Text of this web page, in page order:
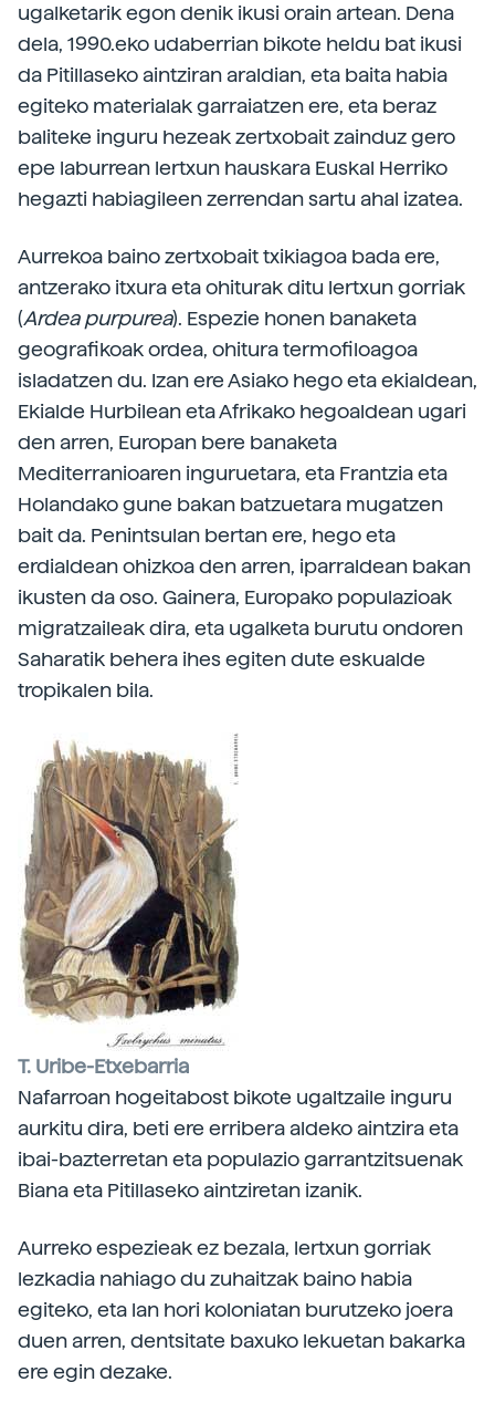
ugalketarik egon denik ikusi orain artean. Dena
dela, 1990.eko udaberrian bikote heldu bat ikusi
da Pitillaseko aintziran araldian, eta baita habia
egiteko materialak garraiatzen ere, eta beraz
baliteke inguru hezeak zertxobait zainduz gero
epe laburrean lertxun hauskara Euskal Herriko
hegazti habiagileen zerrendan sartu ahal izatea.
Aurrekoa baino zertxobait txikiagoa bada ere,
antzerako itxura eta ohiturak ditu lertxun gorriak
(Ardea purpurea). Espezie honen banaketa
geografikoak ordea, ohitura termofiloagoa
isladatzen du. Izan ere Asiako hego eta ekialdean,
Ekialde Hurbilean eta Afrikako hegoaldean ugari
den arren, Europan bere banaketa
Mediterranioaren inguruetara, eta Frantzia eta
Holandako gune bakan batzuetara mugatzen
bait da. Penintsulan bertan ere, hego eta
erdialdean ohizkoa den arren, iparraldean bakan
ikusten da oso. Gainera, Europako populazioak
migratzaileak dira, eta ugalketa burutu ondoren
Saharatik behera ihes egiten dute eskualde
tropikalen bila.
T. Uribe-Etxebarria
Nafarroan hogeitabost bikote ugaltzaile inguru
aurkitu dira, beti ere erribera aldeko aintzira eta
ibai-bazterretan eta populazio garrantzitsuenak
Biana eta Pitillaseko aintziretan izanik.
Aurreko espezieak ez bezala, lertxun gorriak
lezkadia nahiago du zuhaitzak baino habia
egiteko, eta lan hori koloniatan burutzeko joera
duen arren, dentsitate baxuko lekuetan bakarka
ere egin dezake.